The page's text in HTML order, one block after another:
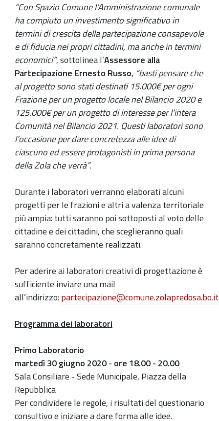
“Con Spazio Comune l’Amministrazione comunale
ha compiuto un investimento significativo in
termini di crescita della partecipazione consapevole
e di fiducia nei propri cittadini, ma anche in termini
economici”, sottolinea l’Assessore alla
Partecipazione Ernesto Russo, “basti pensare che
al progetto sono stati destinati 15.000€ per ogni
Frazione per un progetto locale nel Bilancio 2020 e
125.000€ per un progetto di interesse per l’intera
Comunità nel Bilancio 2021. Questi laboratori sono
l’occasione per dare concretezza alle idee di
ciascuno ed essere protagonisti in prima persona
della Zola che verrà”.
Durante i laboratori verranno elaborati alcuni
progetti per le frazioni e altri a valenza territoriale
più ampia: tutti saranno poi sottoposti al voto delle
cittadine e dei cittadini, che sceglieranno quali
saranno concretamente realizzati.
Per aderire ai laboratori creativi di progettazione è
sufficiente inviare una mail
all’indirizzo:partecipazione@comune.zolapredosa.bo.it
Programma dei laboratori
Primo Laboratorio
martedì 30 giugno 2020 - ore 18.00 - 20.00
Sala Consiliare - Sede Municipale, Piazza della
Repubblica
Per condividere le regole, i risultati del questionario
consultivo e iniziare a dare forma alle idee.